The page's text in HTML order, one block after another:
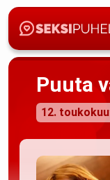
Puuta
12.